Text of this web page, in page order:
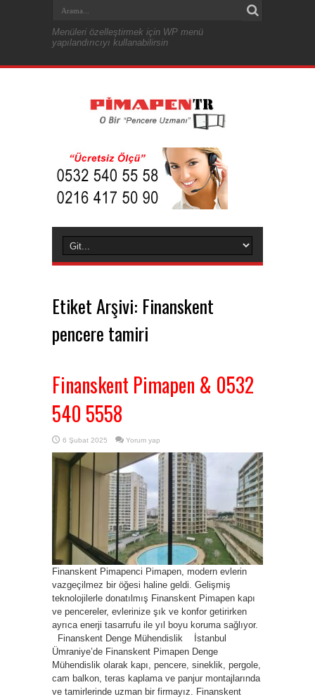
Menüleri özelleştirmek için WP menü
yapılandırıcıyı kullanabilirsin
Etiket Arşivi: Finanskent
pencere tamiri
Finanskent Pimapen & 0532
540 5558
6 Şubat 2025 Yorum yap
Finanskent Pimapenci Pimapen, modern evlerin
vazgeçilmez bir öğesi haline geldi. Gelişmiş
teknolojilerle donatılmış Finanskent Pimapen kapı
ve pencereler, evlerinize şık ve konfor getirirken
ayrıca enerji tasarrufu ile yıl boyu koruma sağlıyor.
Finanskent Denge Mühendislik İstanbul
Ümraniye’de Finanskent Pimapen Denge
Mühendislik olarak kapı, pencere, sineklik, pergole,
cam balkon, teras kaplama ve panjur montajlarında
ve tamirlerinde uzman bir firmayız. Finanskent